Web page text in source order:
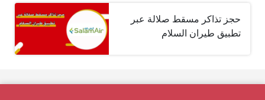
حجز تذاكر مسقط صلالة عبر
تطبيق طيران السلام